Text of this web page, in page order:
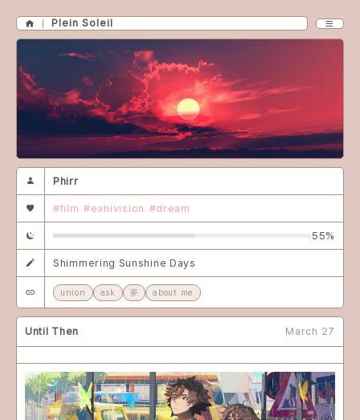
Plein Soleil
Phirr
#film #exhivision #dream
55%
Shimmering Sunshine Days
union ask 夢 about me
Until Then March 27